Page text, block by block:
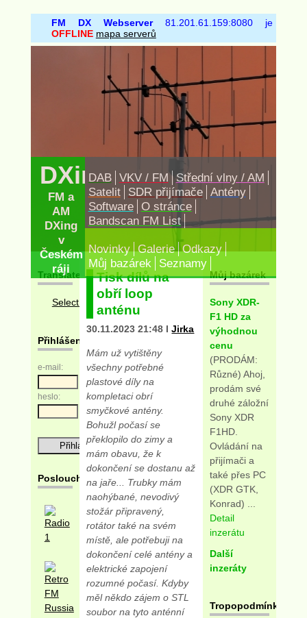
FM DX Webserver81.201.61.159:8080 je
OFFLINE mapa serverů
DXing.cz
FM a
AM
DXing
v
Českém
ráji
DAB VKV / FM Střední vlny / AM
Satelit
SDR přijímače Antény
Software
O stránce
Bandscan FM List
Novinky Galerie Odkazy
Můj bazárek
Seznamy
Translate
Select Language
Přihlášení
e-mail:
heslo:
Posloucháme
Tisk dílů na
obří loop
anténu
30.11.2023 21:48 IJirka
Mám už vytištěny
všechny potřebné
plastové díly na
kompletaci obrí
smyčkové antény.
Bohužl počasí se
překlopilo do zimy a
mám obavu, že k
dokončení se dostanu až
na jaře... Trubky mám
naohýbané, nevodivý
stožár připravený,
rotátor také na svém
místě, ale potřebuji na
dokončení celé antény a
elektrické zapojení
rozumné počasí. Kdyby
měl někdo zájem o STL
soubor na tyto anténní
Můj bazárek
Sony XDR-
F1 HD za
výhodnou
cenu
(PRODÁM:
Různé) Ahoj,
prodám své
druhé záložní
Sony XDR
F1HD.
Ovládání na
přijímači a
také přes PC
(XDR GTK,
Konrad) ...
Detail
inzerátu
Další
inzeráty
Tropopodmínky